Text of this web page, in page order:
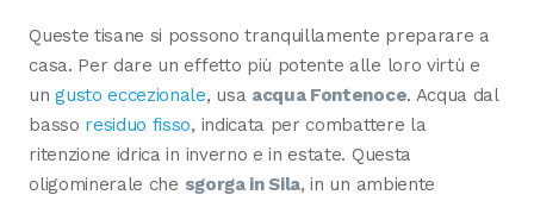
Queste tisane si possono tranquillamente preparare a
casa. Per dare un effetto più potente alle loro virtù e
ungusto eccezionale, usa acqua Fontenoce. Acqua dal
basso residuo fisso, indicata per combattere la
ritenzione idrica in inverno e in estate. Questa
oligominerale che sgorga in Sila, in un ambiente